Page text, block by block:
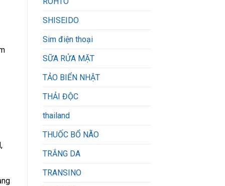
SHISEIDO
Sim điện thoại
SỮA RỬA MẶT
TẢO BIỂN NHẬT
THẢI ĐỘC
thailand
THUỐC BỔ NÃO
TRẮNG DA
TRANSINO